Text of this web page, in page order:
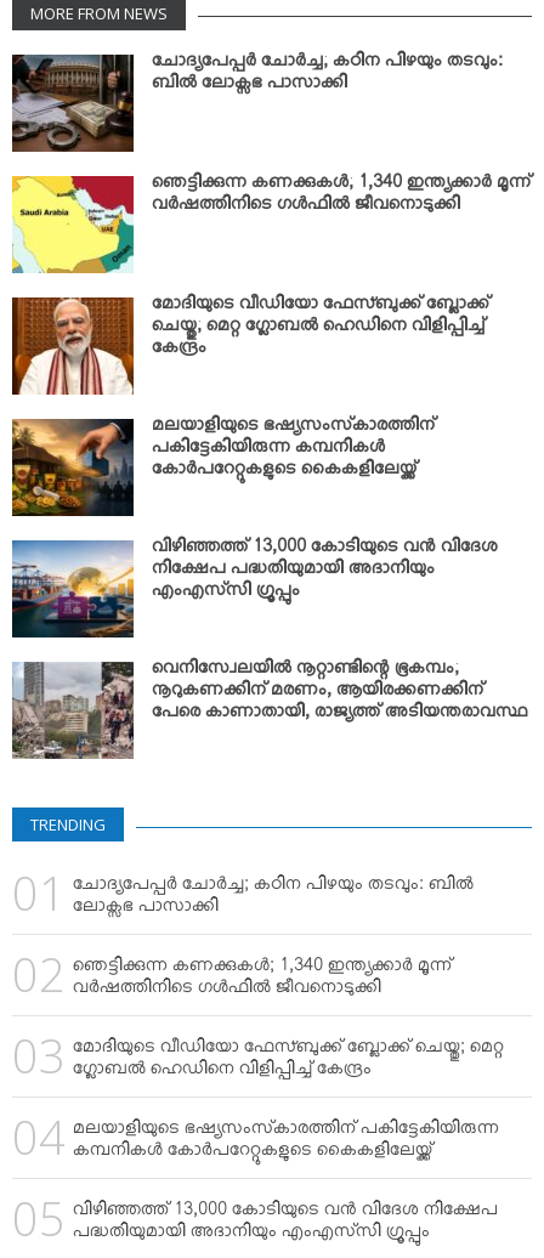
MORE FROM NEWS
ചോദ്യപേപ്പര്‍ ചോര്‍ച്ച; കഠിന പിഴയും തടവും:
ബില്‍ ലോക്സഭ പാസാക്കി
ഞെട്ടിക്കുന്ന കണക്കുകള്‍; 1,340 ഇന്ത്യക്കാര്‍ മൂന്ന്
വര്‍ഷത്തിനിടെ ഗള്‍ഫില്‍ ജീവനൊടുക്കി
മോദിയുടെ വീഡിയോ ഫേസ്ബുക്ക് ബ്ലോക്ക്
ചെയ്തു; മെറ്റ ഗ്ലോബല്‍ ഹെഡിനെ വിളിപ്പിച്ച്
കേന്ദ്രം
മലയാളിയുടെ ഭഷ്യസംസ്‌കാരത്തിന്
പകിട്ടേകിയിരുന്ന കമ്പനികള്‍
കോര്‍പറേറ്റുകളുടെ കൈകളിലേയ്ക്ക്
വിഴിഞ്ഞത്ത് 13,000 കോടിയുടെ വന്‍ വിദേശ
നിക്ഷേപ പദ്ധതിയുമായി അദാനിയും
എംഎസ്‌സി ഗ്രൂപ്പും
വെനിസ്വേലയില്‍ നൂറ്റാണ്ടിന്റെ ഭൂകമ്പം;
നൂറുകണക്കിന് മരണം, ആയിരക്കണക്കിന്
പേരെ കാണാതായി, രാജ്യത്ത് അടിയന്തരാവസ്ഥ
TRENDING
ചോദ്യപേപ്പര്‍ ചോര്‍ച്ച; കഠിന പിഴയും തടവും: ബില്‍
ലോക്സഭ പാസാക്കി
ഞെട്ടിക്കുന്ന കണക്കുകള്‍; 1,340 ഇന്ത്യക്കാര്‍ മൂന്ന്
വര്‍ഷത്തിനിടെ ഗള്‍ഫില്‍ ജീവനൊടുക്കി
മോദിയുടെ വീഡിയോ ഫേസ്ബുക്ക് ബ്ലോക്ക് ചെയ്തു; മെറ്റ
ഗ്ലോബല്‍ ഹെഡിനെ വിളിപ്പിച്ച് കേന്ദ്രം
മലയാളിയുടെ ഭഷ്യസംസ്‌കാരത്തിന് പകിട്ടേകിയിരുന്ന
കമ്പനികള്‍ കോര്‍പറേറ്റുകളുടെ കൈകളിലേയ്ക്ക്
വിഴിഞ്ഞത്ത് 13,000 കോടിയുടെ വന്‍ വിദേശ നിക്ഷേപ
പദ്ധതിയുമായി അദാനിയും എംഎസ്‌സി ഗ്രൂപ്പും